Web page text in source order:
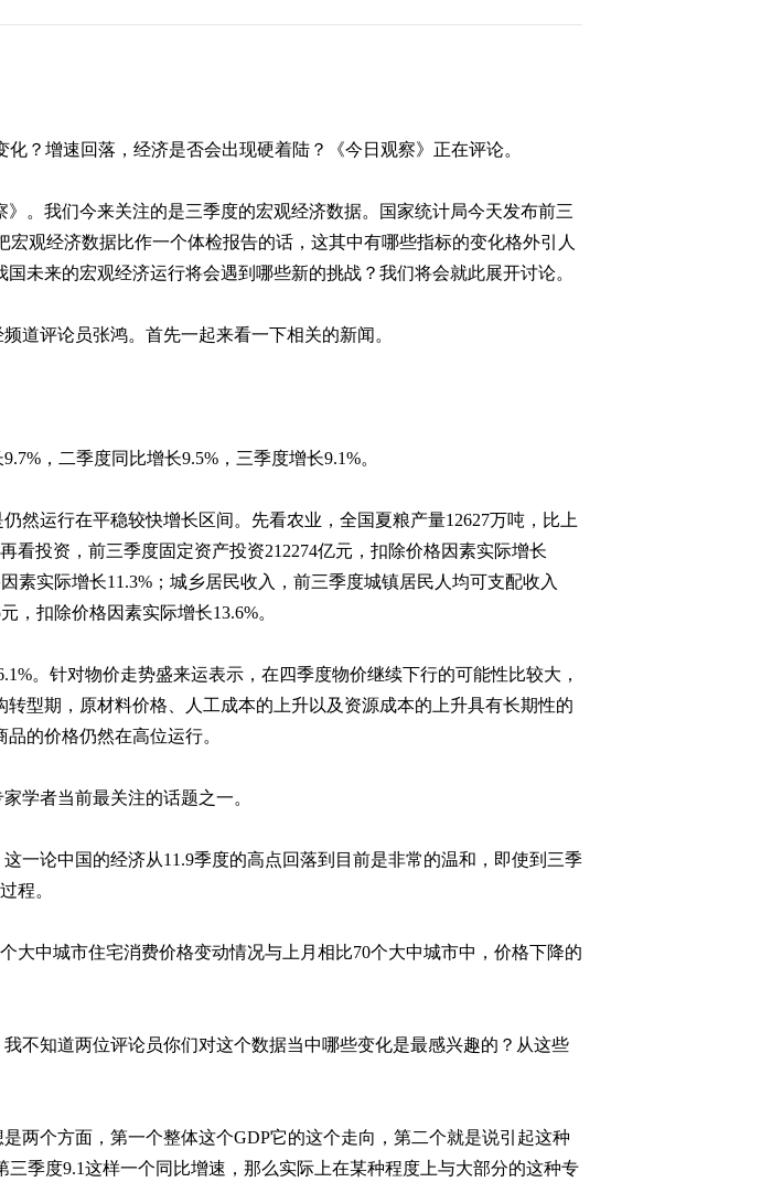
[今日观察]公租房向外地
人敞开门(20110929)
2011-09-27 23:07:30
[今日观察]全球经济寒冬
2011-09-26 23:15:47
[今日观察]网络诚信 谁来
(20110921)
[今日观察]航班延误 如何
延伸服务（20110920）
2011-09-19 22:53:22
化？增速回落，经济是否会出现硬着陆？《今日观察》正在评论。
。我们今来关注的是三季度的宏观经济数据。国家统计局今天发布前三
宏观经济数据比作一个体检报告的话，这其中有哪些指标的变化格外引人
未来的宏观经济运行将会遇到哪些新的挑战？我们将会就此展开讨论。
道评论员张鸿。首先一起来看一下相关的新闻。
9.7% ，二季度同比增长9.5% ，三季度增长9.1%。
然运行在平稳较快增长区间。先看农业，全国夏粮产量12627万吨，比上
看投资，前三季度固定资产投资212274亿元，扣除价格因素实际增长
素实际增长11.3% ；城乡居民收入，前三季度城镇居民人均可支配收入
元，扣除价格因素实际增长13.6%。
。针对物价走势盛来运表示，在四季度物价继续下行的可能性比较大，
型期，原材料价格、人工成本的上升以及资源成本的上升具有长期性的
的价格仍然在高位运行。
学者当前最关注的话题之一。
一论中国的经济从11.9季度的高点回落到目前是非常的温和，即使到三季
程。
个大中城市住宅消费价格变动情况与上月相比70个大中城市中，价格下降的
不知道两位评论员你们对这个数据当中哪些变化是最感兴趣的？从这些
两个方面，第一个整体这个GDP它的这个走向，第二个就是说引起这种
三季度9.1这样一个同比增速，那么实际上在某种程度上与大部分的这种专